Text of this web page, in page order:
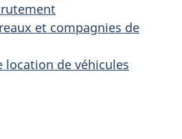
et compagnies de
location de véhicules